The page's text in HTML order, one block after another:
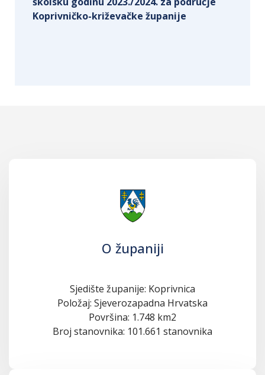
Koprivničko-križevačke županije
O županiji
Sjedište županije: Koprivnica
Položaj: Sjeverozapadna Hrvatska
Površina: 1.748 km2
Broj stanovnika: 101.661 stanovnika